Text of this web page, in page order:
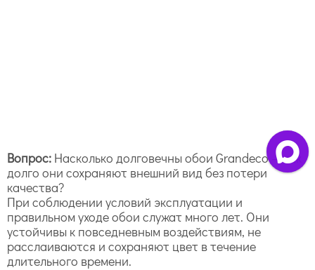
Вопрос: Насколько долговечны обои Grandeco — как
долго они сохраняют внешний вид без потери
качества?
При соблюдении условий эксплуатации и
правильном уходе обои служат много лет. Они
устойчивы к повседневным воздействиям, не
расслаиваются и сохраняют цвет в течение
длительного времени.